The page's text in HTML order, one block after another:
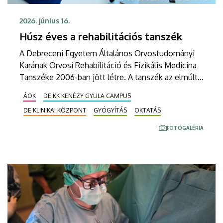
2026. június 16.
Húsz éves a rehabilitációs tanszék
A Debreceni Egyetem Általános Orvostudományi
Karának Orvosi Rehabilitáció és Fizikális Medicina
Tanszéke 2006-ban jött létre. A tanszék az elmúlt
kutatásának és betegellátásának meghatározó
központjává vált. Az évforduló alkalmából
rendezett ünnepségen a szakemberek a tanszék
ÁOK
DE KK KENÉZY GYULA CAMPUS
DE KLINIKAI KÖZPONT
GYÓGYÍTÁS OKTATÁS
FOTÓGALÉRIA